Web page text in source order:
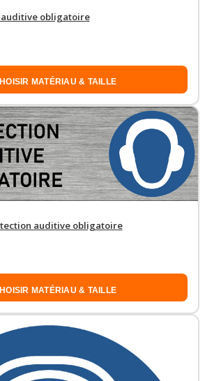
auditive obligatoire
MATÉRIAU & TAILLE
auditive obligatoire
MATÉRIAU & TAILLE